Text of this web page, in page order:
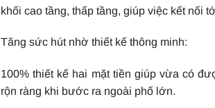
khối cao tầng, thấp tầng, giúp việc kết nối
Tăng sức hút nhờ thiết kế thông minh:
100% thiết kế hai mặt tiền giúp vừa có
rộn ràng khi bước ra ngoài phố lớn.